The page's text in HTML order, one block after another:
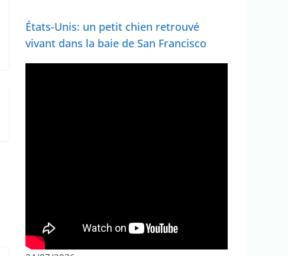
États-Unis: un petit chien retrouvé
vivant dans la baie de San Francisco